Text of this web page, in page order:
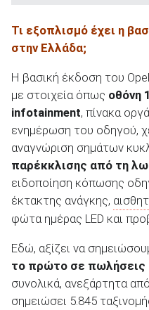
Τι εξοπλισμό έχει η
στην Ελλάδα;
Η βασική έκδοση του
με στοιχεία όπως οθόνη
infotainment, πίνακα
ενημέρωση του οδηγού,
αναγνώριση σημάτων
παρέκκλισης από τη
ειδοποίηση κόπωσης
έκτακτης ανάγκης,
φώτα ημέρας LED και
Εδώ, αξίζει να
το πρώτο σε πωλήσεις
συνολικά, ανεξάρτητα
σημειώσει 5.845